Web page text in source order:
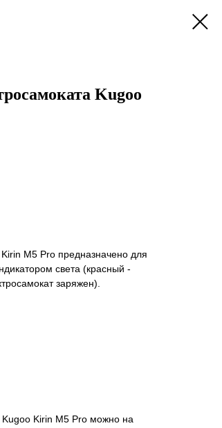
Kugoo
M5 Pro предназначено для
света (красный -
заряжен).
Kugoo Kirin M5 Pro можно на